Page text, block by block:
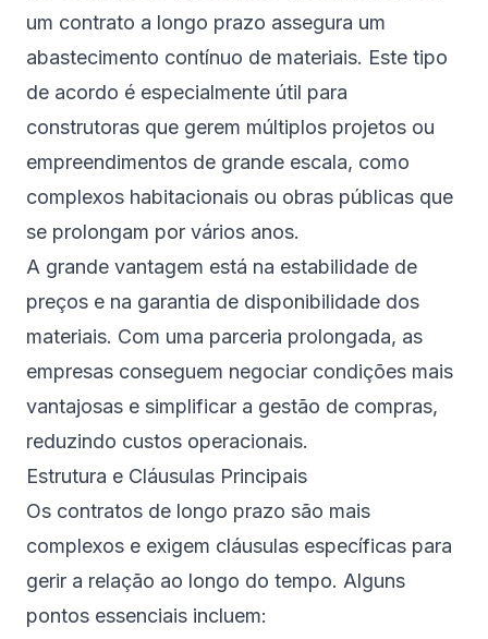
um contrato a longo prazo assegura um
abastecimento contínuo de materiais. Este tipo
de acordo é especialmente útil para
construtoras que gerem múltiplos projetos ou
empreendimentos de grande escala, como
complexos habitacionais ou obras públicas que
se prolongam por vários anos.
A grande vantagem está na estabilidade de
preços e na garantia de disponibilidade dos
materiais. Com uma parceria prolongada, as
empresas conseguem negociar condições mais
vantajosas e simplificar a gestão de compras,
reduzindo custos operacionais.
Estrutura e Cláusulas Principais
Os contratos de longo prazo são mais
complexos e exigem cláusulas específicas para
gerir a relação ao longo do tempo. Alguns
pontos essenciais incluem: